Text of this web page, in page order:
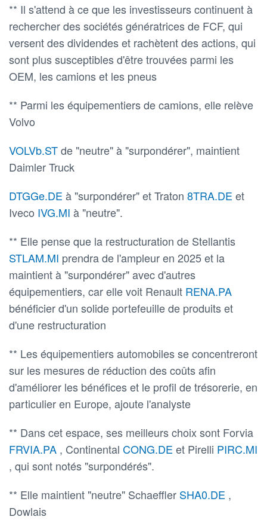
** Il s'attend à ce que les investisseurs continuent à
rechercher des sociétés génératrices de FCF, qui
versent des dividendes et rachètent des actions, qui
sont plus susceptibles d'être trouvées parmi les
OEM, les camions et les pneus
** Parmi les équipementiers de camions, elle relève
Volvo
VOLVb.STde "neutre" à "surpondérer", maintient
Daimler Truck
DTGGe.DE à "surpondérer" et Traton 8TRA.DE et
Iveco IVG.MI à "neutre".
** Elle pense que la restructuration de Stellantis
STLAM.MI prendra de l'ampleur en 2025 et la
maintient à "surpondérer" avec d'autres
équipementiers, car elle voit Renault RENA.PA
bénéficier d'un solide portefeuille de produits et
d'une restructuration
** Les équipementiers automobiles se concentreront
sur les mesures de réduction des coûts afin
d'améliorer les bénéfices et le profil de trésorerie, en
particulier en Europe, ajoute l'analyste
** Dans cet espace, ses meilleurs choix sont Forvia
FRVIA.PA , Continental CONG.DE et Pirelli PIRC.MI
, qui sont notés "surpondérés".
** Elle maintient "neutre" Schaeffler SHA0.DE ,
Dowlais